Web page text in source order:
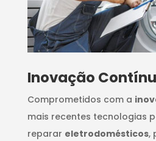
Inovação
Comprometidos com a
mais recentes tecnologias
reparar eletrodomésticos,